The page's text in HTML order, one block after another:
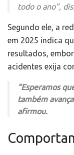
todo o ano”,
Segundo ele, a
em 2025 indica
resultados,
acidentes exija
“Esperamos
também
afirmou.